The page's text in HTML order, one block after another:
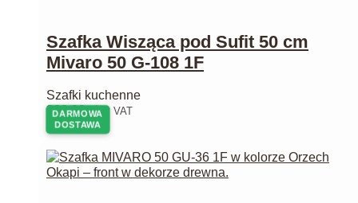
DARMOWA
DOSTAWA
Szafka Wisząca pod Sufit 50 cm
Mivaro 50 G-108 1F
Szafki kuchenne
283,00zł z VAT